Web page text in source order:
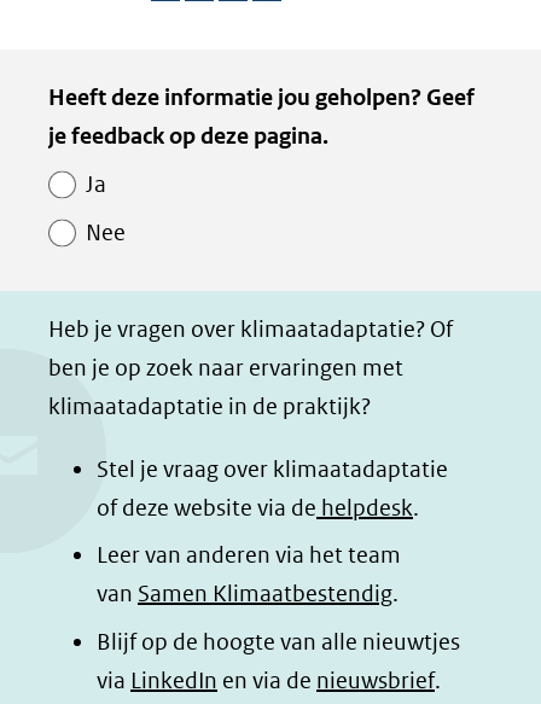
l
e
a
b
o
o
(opent
in
nieuw
venster)
l
e
i
d
I
(opent
in
nieuw
venster)
l
e
h
t
a
p
(opent
in
nieuw
venster)
z
e
n
d
l
e
p
B
l
Kopie
van
Paginawaardering
Heeft deze informatie jou geholpen? Geef
je feedback op deze pagina.
Ja
Nee
Heb je vragen over klimaatadaptatie? Of
ben je op zoek naar ervaringen met
klimaatadaptatie in de praktijk?
Stel je vraag over klimaatadaptatie
of deze website via de helpdesk.
Leer van anderen via het team
van Samen Klimaatbestendig.
Blijf op de hoogte van alle nieuwtjes
via LinkedIn (opent
en via de nieuwsbrief.